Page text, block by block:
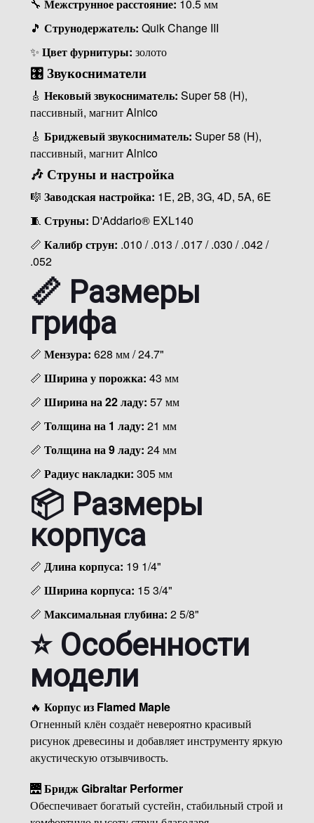
🔧 Межструнное расстояние: 10.5 мм
🎵 Струнодержатель: Quik Change III
✨ Цвет фурнитуры: золото
🎛 Звукосниматели
🎸 Нековый звукосниматель: Super 58 (H),
пассивный, магнит Alnico
🎸 Бриджевый звукосниматель: Super 58 (H),
пассивный, магнит Alnico
🎶 Струны и настройка
🎼 Заводская настройка: 1E, 2B, 3G, 4D, 5A, 6E
🧵 Струны: D'Addario® EXL140
📏 Калибр струн: .010 / .013 / .017 / .030 / .042 /
.052
📏 Размеры
грифа
📏 Мензура: 628 мм / 24.7"
📏 Ширина у порожка: 43 мм
📏 Ширина на 22 ладу: 57 мм
📏 Толщина на 1 ладу: 21 мм
📏 Толщина на 9 ладу: 24 мм
📏 Радиус накладки: 305 мм
📦 Размеры
корпуса
📏 Длина корпуса: 19 1/4"
📏 Ширина корпуса: 15 3/4"
📏 Максимальная глубина: 2 5/8"
⭐ Особенности
модели
🔥 Корпус из Flamed Maple
Огненный клён создаёт невероятно красивый
рисунок древесины и добавляет инструменту яркую
акустическую отзывчивость.
🌉Бридж Gibraltar Performer
Обеспечивает богатый сустейн, стабильный строй и